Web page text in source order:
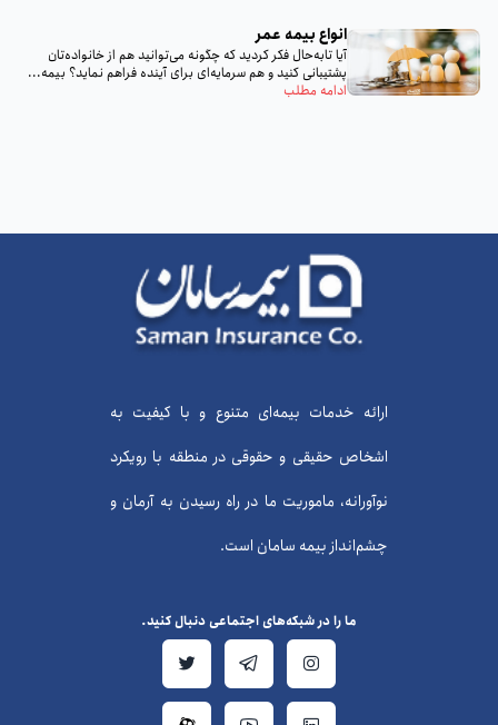
انواع بیمه عمر
آیا تا‌به‌حال فکر کردید که چگونه می‌توانید هم از خانواده‌تان
پشتیبانی کنید و هم سرمایه‌ای برای آینده فراهم نماید؟ بیمه...
ادامه مطلب
ارائه خدمات بیمه‌ای متنوع و با کیفیت به
اشخاص حقیقی و حقوقی در منطقه با رویکرد
نوآورانه، ماموریت ما در راه رسیدن به آرمان و
چشم‌انداز بیمه سامان است.
ما را در شبکه‌های اجتماعی دنبال کنید.